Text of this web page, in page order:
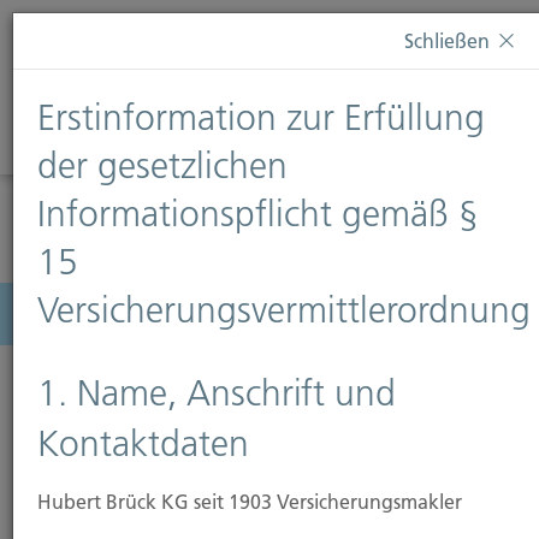
Diese Webseite verwendet Cookies. Wenn Sie weiterhin
Informationen finden Sie auf unserer SeiteDatenschutz
Diese Nachricht nicht erneut anzeigen
Menü
Schließen
Erstinformation zur Erfüllung
der gesetzlichen
Informationspflicht gemäß §
15
Versicherungsvermittlerordnung
1. Name, Anschrift und
Kontaktdaten
Hubert Brück KG seit 1903 Versicherungsmakler